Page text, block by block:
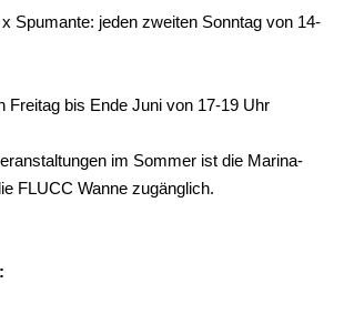
Spumante: jeden zweiten Sonntag von 14-
Freitag bis Ende Juni von 17-19 Uhr
im Sommer ist die Marina-
FLUCC Wanne zugänglich.